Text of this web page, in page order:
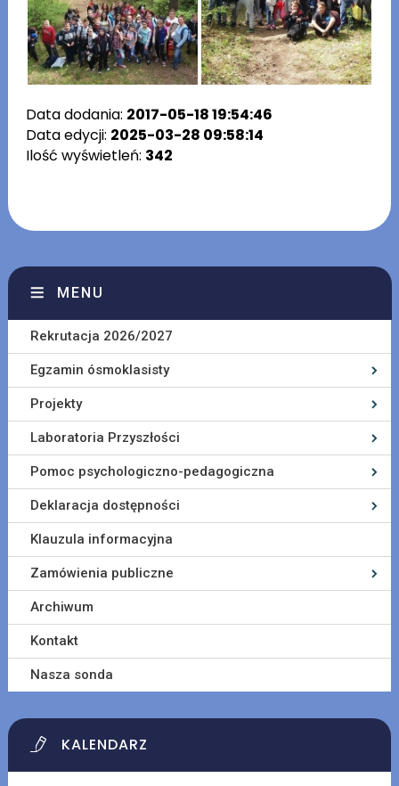
Data dodania: 2017-05-18 19:54:46
Data edycji: 2025-03-28 09:58:14
Ilość wyświetleń: 342
MENU
Rekrutacja 2026/2027
Egzamin ósmoklasisty
Projekty
Laboratoria Przyszłości
Pomoc psychologiczno-pedagogiczna
Deklaracja dostępności
Klauzula informacyjna
Zamówienia publiczne
Archiwum
Kontakt
Nasza sonda
KALENDARZ